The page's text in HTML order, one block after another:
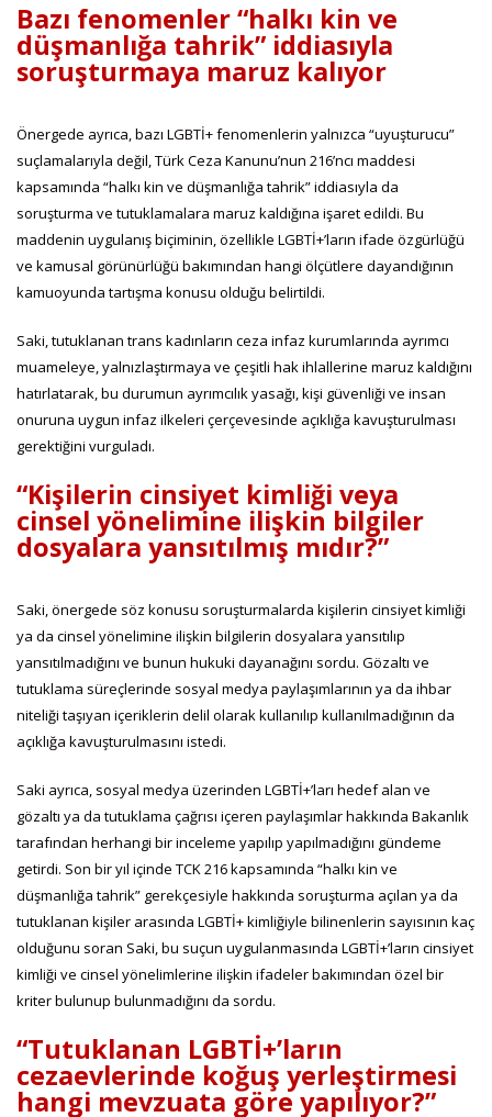
Bazı fenomenler “halkı kin ve
düşmanlığa tahrik” iddiasıyla
soruşturmaya maruz kalıyor
Önergede ayrıca, bazı LGBTİ+ fenomenlerin yalnızca “uyuşturucu”
suçlamalarıyla değil, Türk Ceza Kanunu’nun 216’ncı maddesi
kapsamında “halkı kin ve düşmanlığa tahrik” iddiasıyla da
soruşturma ve tutuklamalara maruz kaldığına işaret edildi. Bu
maddenin uygulanış biçiminin, özellikle LGBTİ+’ların ifade özgürlüğü
ve kamusal görünürlüğü bakımından hangi ölçütlere dayandığının
kamuoyunda tartışma konusu olduğu belirtildi.
Saki, tutuklanan trans kadınların ceza infaz kurumlarında ayrımcı
muameleye, yalnızlaştırmaya ve çeşitli hak ihlallerine maruz kaldığını
hatırlatarak, bu durumun ayrımcılık yasağı, kişi güvenliği ve insan
onuruna uygun infaz ilkeleri çerçevesinde açıklığa kavuşturulması
gerektiğini vurguladı.
“Kişilerin cinsiyet kimliği veya
cinsel yönelimine ilişkin bilgiler
dosyalara yansıtılmış mıdır?”
Saki, önergede söz konusu soruşturmalarda kişilerin cinsiyet kimliği
ya da cinsel yönelimine ilişkin bilgilerin dosyalara yansıtılıp
yansıtılmadığını ve bunun hukuki dayanağını sordu. Gözaltı ve
tutuklama süreçlerinde sosyal medya paylaşımlarının ya da ihbar
niteliği taşıyan içeriklerin delil olarak kullanılıp kullanılmadığının da
açıklığa kavuşturulmasını istedi.
Saki ayrıca, sosyal medya üzerinden LGBTİ+’ları hedef alan ve
gözaltı ya da tutuklama çağrısı içeren paylaşımlar hakkında Bakanlık
tarafından herhangi bir inceleme yapılıp yapılmadığını gündeme
getirdi. Son bir yıl içinde TCK 216 kapsamında “halkı kin ve
düşmanlığa tahrik” gerekçesiyle hakkında soruşturma açılan ya da
tutuklanan kişiler arasında LGBTİ+ kimliğiyle bilinenlerin sayısının kaç
olduğunu soran Saki, bu suçun uygulanmasında LGBTİ+’ların cinsiyet
kimliği ve cinsel yönelimlerine ilişkin ifadeler bakımından özel bir
kriter bulunup bulunmadığını da sordu.
“Tutuklanan LGBTİ+’ların
cezaevlerinde koğuş yerleştirmesi
hangi mevzuata göre yapılıyor?”